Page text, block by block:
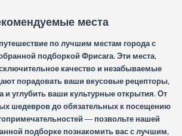
места
по лучшим местам города с
подборкой Фрисага. Эти места,
качество и незабываемые
порадовать ваши вкусовые рецепторы,
и углубить ваши культурные открытия. От
шедевров до обязательных к посещению
— позвольте нашей
подборке познакомить вас с лучшим,